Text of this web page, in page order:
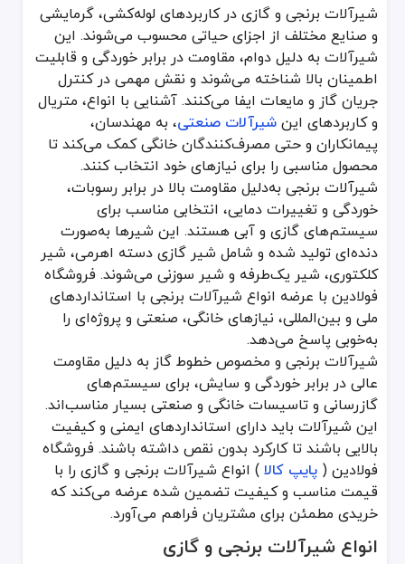
شیرآلات برنجی و گازی در کاربردهای لوله‌کشی، گرمایشی و صنایع
شیرآلات برنجی به‌دلیل مقاومت بالا در برابر رسوبات، خوردگی و
شیرآلات برنجی و مخصوص خطوط گاز به دلیل مقاومت عالی در برابر
انواع شیرآلات برنجی و گازی
شیرآلات برنجی و گازی در اشکال و مدل‌های گوناگونی تولید می‌شوند
شیر توپی (Ball Valves)
مناسب برای قطع و وصل سریع جریان
ایجاد آب‌بندی مطمئن
شیر کشویی (Gate Valves)
مناسب برای کاربردهایی که نیاز به گذر حداکثری جریان با حداقل افت
شیر کروی (Globe Valves)
برای تنظیم دقیق جریان و فشار استفاده می‌شود
شیر یک‌طرفه (Check Valves)
جلوگیری از برگشت جریان در سیستم لوله‌کشی
شیر زاویه‌ای (Angle Valves)
کنترل جریان گاز و آب در زوایای مختلف
اغلب در لوله‌کشی خانگی مورد استفاده قرار می‌گیرد
شیر سوزنی (Needle Valves)
کنترل دقیق و جزئی نرخ جریان
شیرآلات برنجی و گازی در کاربردهای لوله‌کشی، گرمایشی
و صنایع مختلف از اجزای حیاتی محسوب می‌شوند. این
شیرآلات به دلیل دوام، مقاومت در برابر خوردگی و قابلیت
اطمینان بالا شناخته می‌شوند و نقش مهمی در کنترل
جریان گاز و مایعات ایفا می‌کنند. آشنایی با انواع، متریال
و کاربردهای اینشیرآلات صنعتی، به مهندسان،
پیمانکاران و حتی مصرف‌کنندگان خانگی کمک می‌کند تا
محصول مناسبی را برای نیازهای خود انتخاب کنند.
شیرآلات برنجی به‌دلیل مقاومت بالا در برابر رسوبات،
خوردگی و تغییرات دمایی، انتخابی مناسب برای
سیستم‌های گازی و آبی هستند. این شیرها به‌صورت
دنده‌ای تولید شده و شامل شیر گازی دسته اهرمی، شیر
کلکتوری، شیر یک‌طرفه و شیر سوزنی می‌شوند. فروشگاه
فولادین با عرضه انواع شیرآلات برنجی با استانداردهای
ملی و بین‌المللی، نیازهای خانگی، صنعتی و پروژه‌ای را
به‌خوبی پاسخ می‌دهد.
شیرآلات برنجی و مخصوص خطوط گاز به دلیل مقاومت
عالی در برابر خوردگی و سایش، برای سیستم‌های
گازرسانی و تاسیسات خانگی و صنعتی بسیار مناسب‌اند.
این شیرآلات باید دارای استانداردهای ایمنی و کیفیت
بالایی باشند تا کارکرد بدون نقص داشته باشند. فروشگاه
فولادین ( پایپ کالا) انواع شیرآلات برنجی و گازی را با
قیمت مناسب و کیفیت تضمین شده عرضه می‌کند که
خریدی مطمئن برای مشتریان فراهم می‌آورد.
انواع شیرآلات برنجی و گازی